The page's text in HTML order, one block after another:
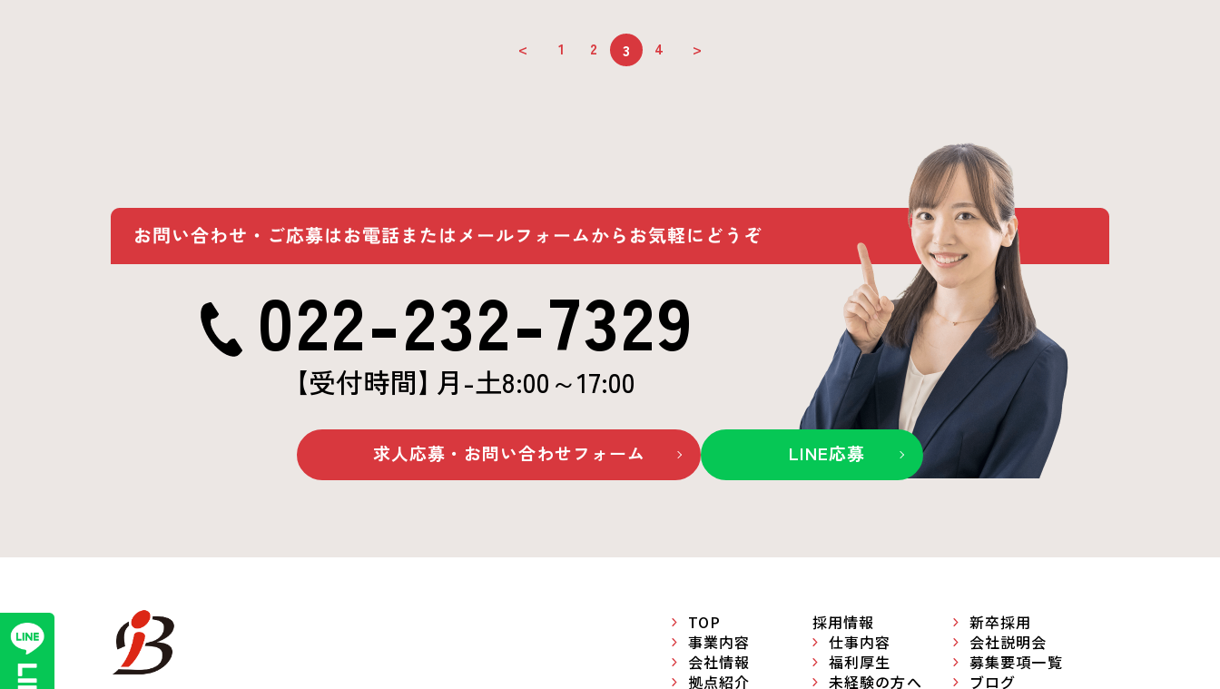
< 1 2 3 4 >
022-232-7329
【受付時間】 月-土8:00～17:00
求人応募・お問い合わせフォーム LINE応募
TOP
事業内容
会社情報
拠点紹介
採用情報
仕事内容
福利厚生
未経験の方へ
新卒採用
会社説明会
募集要項一覧
ブログ